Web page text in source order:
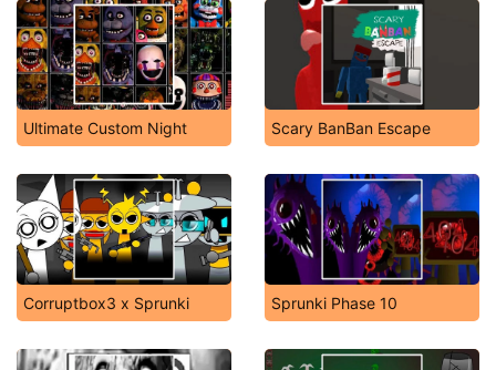
Ultimate Custom Night Scary BanBan Escape
Corruptbox3 x Sprunki Sprunki Phase 10